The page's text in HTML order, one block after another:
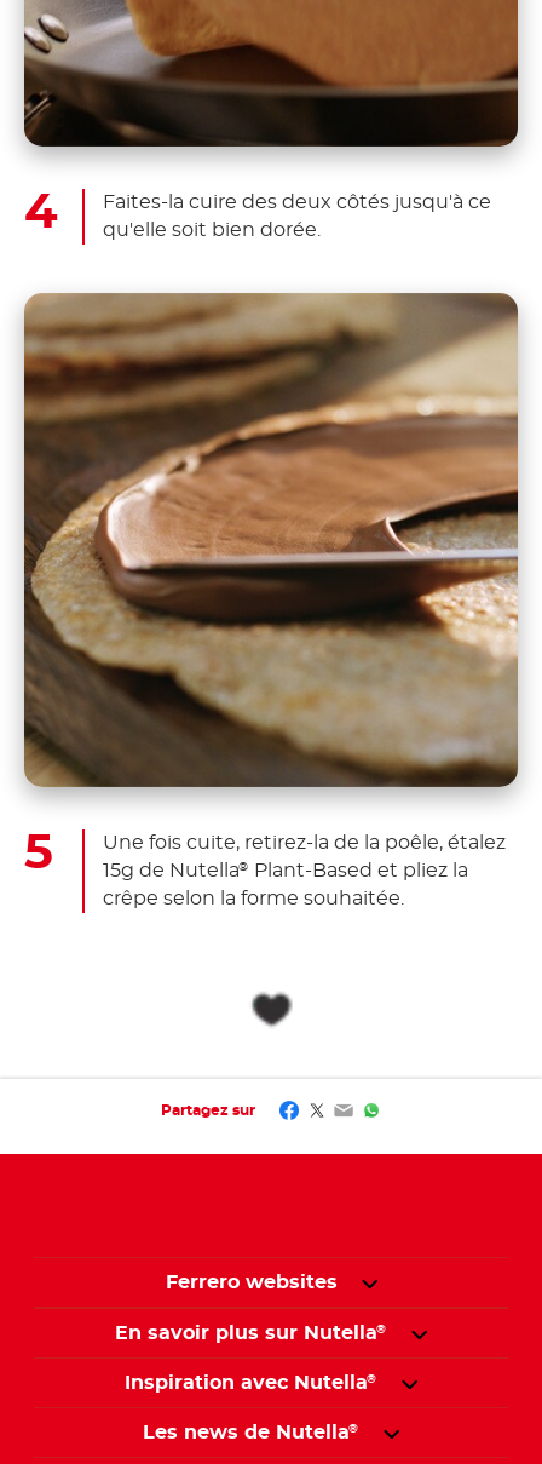
Faites-la cuire des deux côtés jusqu'à ce
qu'elle soit bien dorée.
Une fois cuite, retirez-la de la poêle, étalez
15g de Nutella®
Plant-Based et pliez la
crêpe selon la forme souhaitée.
Partagez sur Facebook
Twitter
EmailWhatsApp
Ferrero websites
En savoir plus sur Nutella®
Inspiration avec Nutella®
Les news de Nutella®